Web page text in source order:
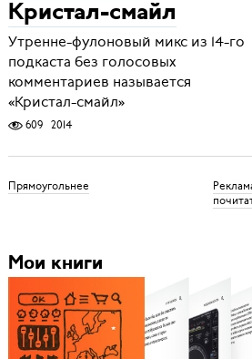
Кристал-смайл
Утренне-фулоновый микс из 14-го
подкаста без голосовых
комментариев называется
«Кристал-смайл»
609 2014
Прямоугольнее
Мои книги